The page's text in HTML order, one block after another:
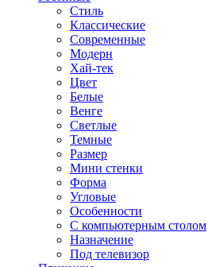
Стиль
Классические
Современные
Модерн
Хай-тек
Цвет
Белые
Венге
Светлые
Темные
Размер
Мини стенки
Форма
Угловые
Особенности
С компьютерным столом
Назначение
Под телевизор